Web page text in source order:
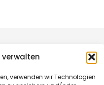
verwenden wir Technologien